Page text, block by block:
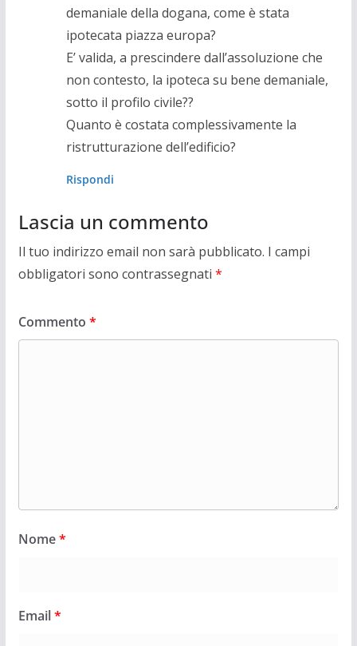
demaniale della dogana, come è stata
ipotecata piazza europa?
E’ valida, a prescindere dall’assoluzione che
non contesto, la ipoteca su bene demaniale,
sotto il profilo civile??
Quanto è costata complessivamente la
ristrutturazione dell’edificio?
Rispondi
Lascia un commento
Il tuo indirizzo email non sarà pubblicato. I campi
obbligatori sono contrassegnati *
Commento *
Nome*
Email*